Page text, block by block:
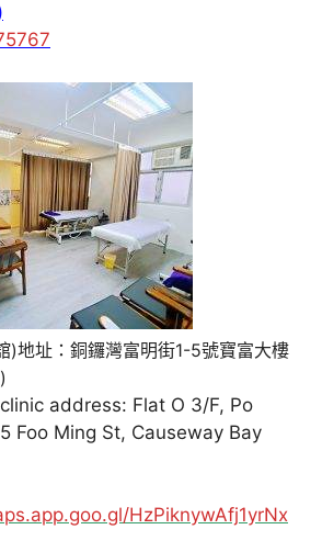
)地址：銅鑼灣富明街1-5號寶富大樓
address: Flat O 3/F, Po
Foo Ming St, Causeway Bay
HzPiknywAfj1yrNx